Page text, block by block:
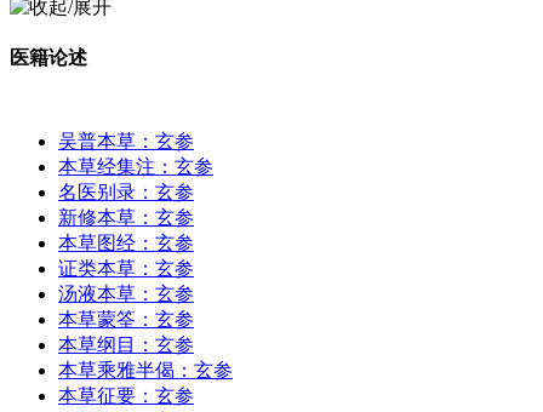
医籍论述
吴普本草：玄参
本草经集注：玄参
名医别录：玄参
新修本草：玄参
本草图经：玄参
证类本草：玄参
汤液本草：玄参
本草蒙筌：玄参
本草纲目：玄参
本草乘雅半偈：玄参
本草征要：玄参